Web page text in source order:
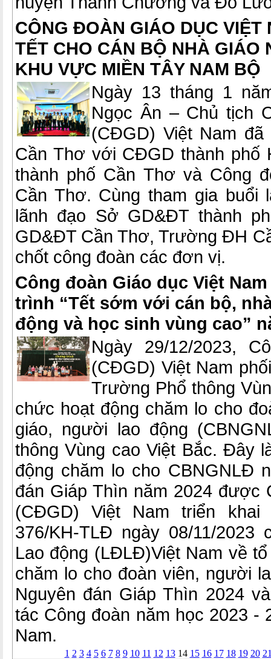
CÔNG ĐOÀN GIÁO DỤC VIỆT
TẾT CHO CÁN BỘ NHÀ
KHU VỰC MIỀN TÂY NAM BỘ
Ngày 13 tháng 1
Ngọc Ân – Chủ tịch
(CĐGD) Việt Nam
Cần Thơ với CĐGD thành phố
thành phố Cần Thơ và Công
Cần Thơ. Cùng tham gia buổi
lãnh đạo Sở GD&ĐT thành
GD&ĐT Cần Thơ, Trường ĐH
chốt công đoàn các đơn vị.
Công đoàn Giáo dục Việt
trình “Tết sớm với cán bộ,
động và học sinh vùng cao”
Ngày 29/12/2023,
(CĐGD) Việt Nam
Trường Phổ thông
chức hoạt động chăm lo cho
giáo, người lao động
thông Vùng cao Việt Bắc. Đây
động chăm lo cho CBNGNLĐ
đán Giáp Thìn năm 2024 được
(CĐGD) Việt Nam triển
376/KH-TLĐ ngày 08/11/2023
Lao động (LĐLĐ)Việt Nam về
chăm lo cho đoàn viên, người
Nguyên đán Giáp Thìn 2024
tác Công đoàn năm học 2023 -
Nam.
1 2 3 4 5 6 7 8 9 10 11 12 1314 15 16 17 18 19 20